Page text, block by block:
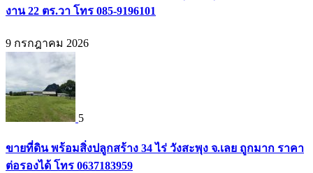
งาน 22 ตร.วา โทร 085-9196101
9 กรกฎาคม 2026
5
ขายที่ดิน พร้อมสิ่งปลูกสร้าง 34 ไร่ วังสะพุง จ.เลย ถูกมาก ราคา
ต่อรองได้ โทร 0637183959